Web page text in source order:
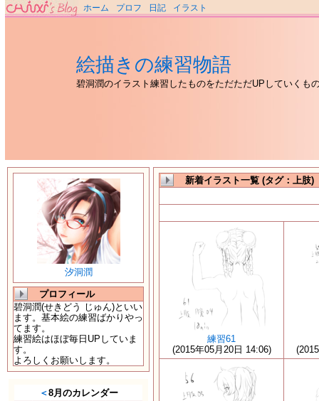
ホーム プロフ 日記 イラスト
絵描きの練習物語
碧洞潤のイラスト練習したものをただただUPしていくも
汐洞潤
プロフィール
碧洞潤(せきどう じゅん)といい
ます。基本絵の練習ばかりやっ
てます。
練習絵はほぼ毎日UPしていま
す。
よろしくお願いします。
＜8月のカレンダー
新着イラスト一覧 (タグ：上肢)
練習61
(2015年05月20日 14:06)